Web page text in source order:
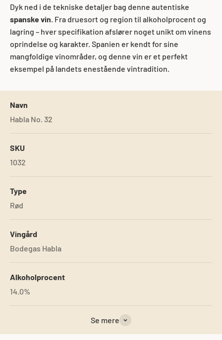
Dyk ned i de tekniske detaljer bag denne autentiske
spanske vin. Fra druesort og region til alkoholprocent og
lagring – hver specifikation afslører noget unikt om vinens
oprindelse og karakter. Spanien er kendt for sine
mangfoldige vinområder, og denne vin er et perfekt
eksempel på landets enestående vintradition.
Navn
Habla No. 32
SKU
1032
Type
Rød
Vingård
Bodegas Habla
Alkoholprocent
14.0%
Se mere